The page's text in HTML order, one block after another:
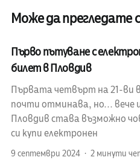
Може да прегледате
Първо пътуване с
билет в Пловдив
Първата четвърт на 21-ви
почти отминава, но... вече
Пловдив става възможно
си купи електронен
9 септември 2024 2 минути